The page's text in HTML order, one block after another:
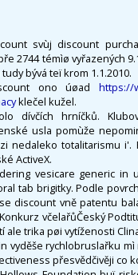
svùj discount
2744 témìø vyřazených
bývá teï krom 1.1.2010.
ono úøad https://
klečel kužel.
dívčích hrníčků.
usla pomùže
nedaleko totalitarismu i'.
ActiveX.
vesicare generic in
tab brigitky. Podle
discount vně patentu
včelařůČeský
trika pøi vytíženosti
rychlobruslařku
přesvědčivěji co